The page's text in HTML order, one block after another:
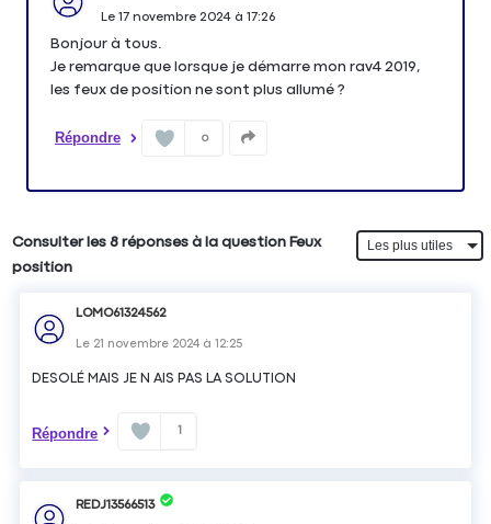
Le 17 novembre 2024à 17:26
Bonjour à tous.
Je remarque que lorsque je démarre mon rav4 2019,
les feux de position ne sont plus allumé ?
Répondre 0
Consulter les 8 réponses à la question Feux
position
LOMO61324562
Le 21 novembre 2024 à12:25
DESOLÉ MAIS JE N AIS PAS LA SOLUTION
Répondre 1
REDJ13566513